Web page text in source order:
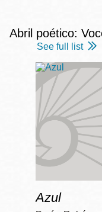
Abril poético:
See full list
Azul